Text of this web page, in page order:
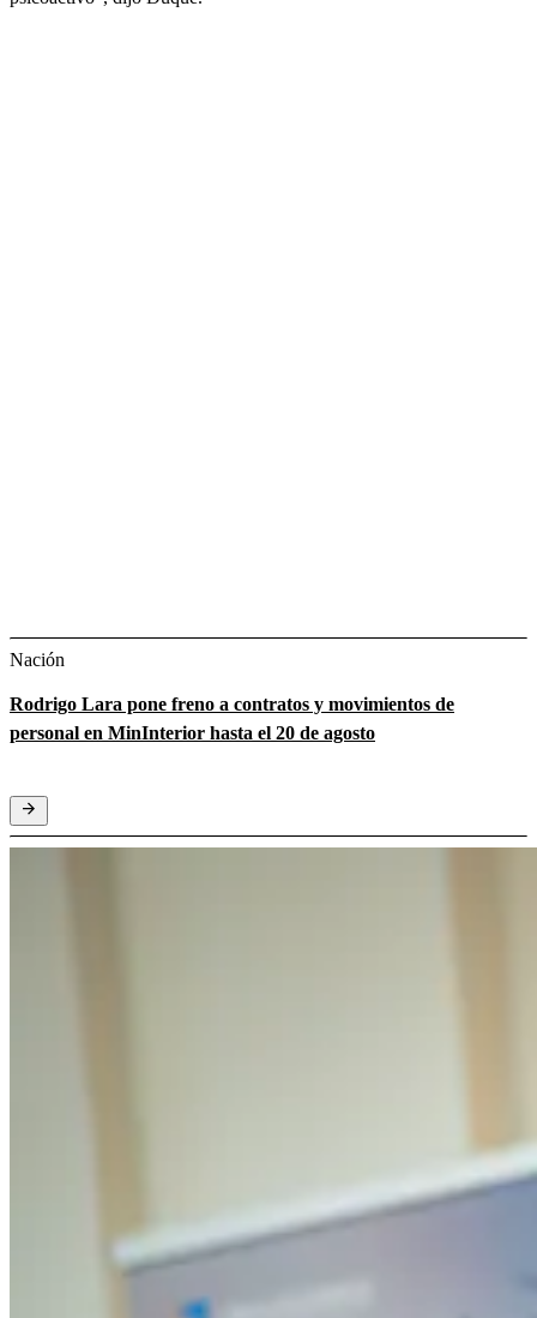
Nación
Rodrigo Lara pone freno a contratos y movimientos de
personal en MinInterior hasta el 20 de agosto